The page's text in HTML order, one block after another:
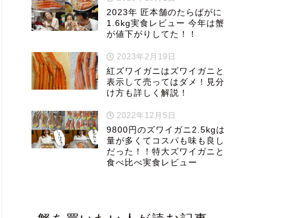
2023年 匠本舗のたらばがに
1.6kg実食レビュー 今年は蟹
が値下がりしてた！！
2023年2月19日
紅ズワイガニはズワイガニと
表示して売ってはダメ！見分
け方も詳しく解説！
2022年12月5日
9800円のズワイガニ2.5kgは
量が多くてコスパも味も良し
だった！！特大ズワイガニと
食べ比べ実食レビュー